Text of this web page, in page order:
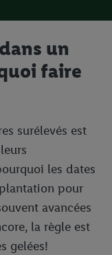
un
faire
surélevés est
les dates
pour
avancées
la règle est
gelées!
révoquer ton
l’avenir, dans
les